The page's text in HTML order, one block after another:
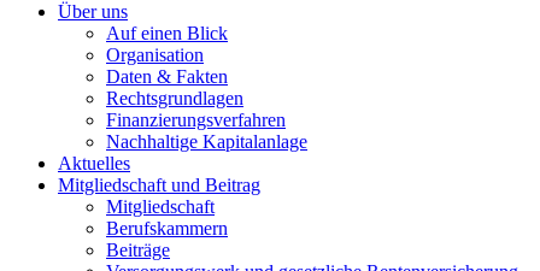
Über uns
Auf einen Blick
Organisation
Daten & Fakten
Rechtsgrundlagen
Finanzierungsverfahren
Nachhaltige Kapitalanlage
Aktuelles
Mitgliedschaft und Beitrag
Mitgliedschaft
Berufskammern
Beiträge